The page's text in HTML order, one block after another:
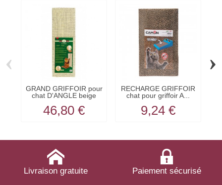
GRAND GRIFFOIR pour
chat D'ANGLE beige
46,80 €
RECHARGE GRIFFOIR
chat pour griffoir A...
9,24 €
‹ ›
Livraison gratuite Paiement sécurisé